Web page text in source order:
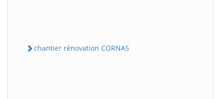
chantier rénovation CORNAS